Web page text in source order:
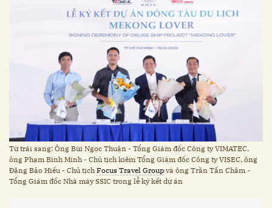
Từ trái sang: Ông Bùi Ngọc Thuận - Tổng Giám đốc Công ty VIMATEC,
ông Phạm Bình Minh - Chủ tịch kiêm Tổng Giám đốc Công ty VISEC, ông
Đặng Bảo Hiếu - Chủ tịch Focus Travel Group và ông Trần Tấn Châm -
Tổng Giám đốc Nhà máy SSIC trong lễ ký kết dự án